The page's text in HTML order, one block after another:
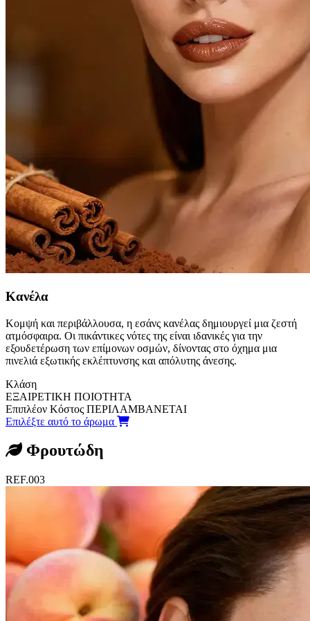
Κανέλα
Κομψή και περιβάλλουσα, η εσάνς κανέλας δημιουργεί μια ζεστή
ατμόσφαιρα. Οι πικάντικες νότες της είναι ιδανικές για την
εξουδετέρωση των επίμονων οσμών, δίνοντας στο όχημα μια
πινελιά εξωτικής εκλέπτυνσης και απόλυτης άνεσης.
Κλάση
ΕΞΑΙΡΕΤΙΚΗ ΠΟΙΟΤΗΤΑ
Επιπλέον Κόστος ΠΕΡΙΛΑΜΒΑΝΕΤΑΙ
Επιλέξτε αυτό το άρωμα
Φρουτώδη
REF.003